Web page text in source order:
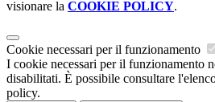
visionare la COOKIE POLICY.
Cookie necessari per il funzionamento
I cookie necessari per il funzionamento
disabilitati. È possibile consultare
policy.